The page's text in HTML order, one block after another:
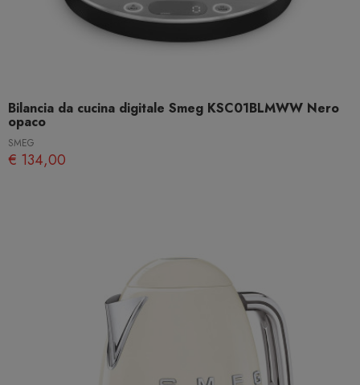
Bilancia da cucina digitale Smeg KSC01BLMWW Nero
opaco
SMEG
€ 134,00